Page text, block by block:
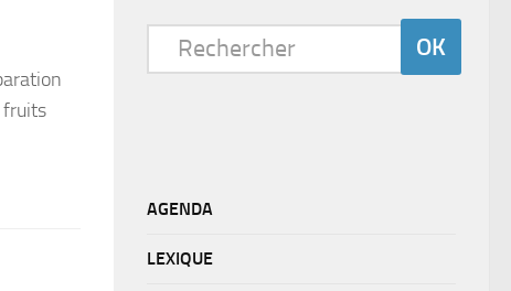
fruits
AGENDA
LEXIQUE